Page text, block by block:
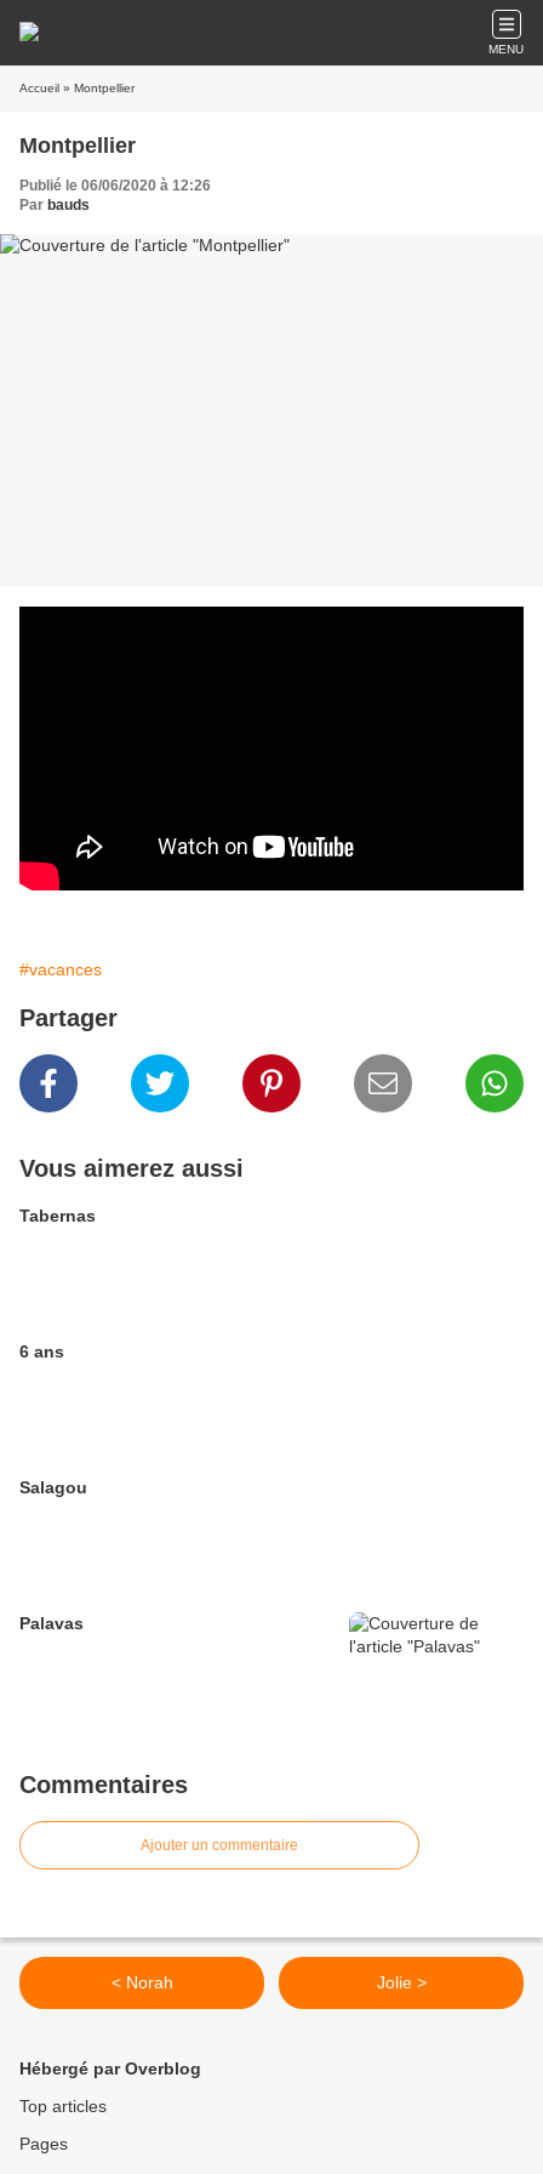
MENU
Accueil » Montpellier
Montpellier
Publié le 06/06/2020 à 12:26
Par bauds
#vacances
Partager
Vous aimerez aussi
Tabernas
6 ans
Salagou
Palavas
Commentaires
Ajouter un commentaire
< Norah Jolie >
Hébergé par Overblog
Top articles
Pages